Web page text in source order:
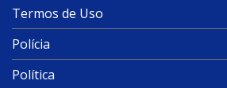
Termos de Uso
Polícia
Política